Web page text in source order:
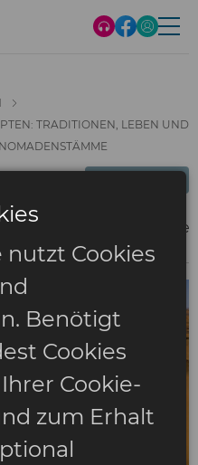
TRADITIONEN, LEBEN UND
Geschichte Strände
nutzt Cookies
Benötigt
Cookies
Cookie-
zum Erhalt